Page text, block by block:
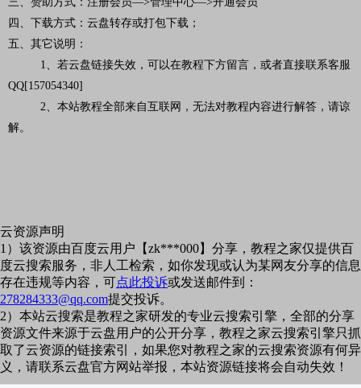
四、下载方式：云盘转存或打包下载；
五、其它说明：
1、若云盘链接失效，可以在教程下方留言，或者直接联系客服
QQ[157054340]
2、本站教程全部来自互联网，无法对教程内容进行解答，请谅
解。
云资源声明
1）该资源由百度云用户【zk***000】分享，教程之家仅提供百
度云搜索服务，非人工检索，如你发现或认为某网友分享的信息
存在违规等内容，可点此投诉或发送邮件到：
278284333@qq.com提交投诉。
2）本站云搜索是教程之家研发的专业云搜索引擎，全部的分享
资源文件来源于云盘用户的公开分享，教程之家云搜索引擎只抓
取了云资源的链接索引，如果您对教程之家的云搜索资源有何异
义，请联系云盘官方网站举报，本站资源链接将会自动失效！